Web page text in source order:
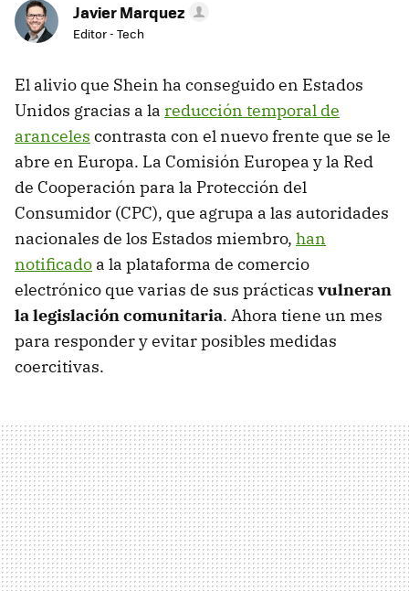
Javier Marquez
Editor - Tech
El alivio que Shein ha conseguido en Estados
Unidos gracias a la reducción temporal de
aranceles contrasta con el nuevo frente que se le
abre en Europa. La Comisión Europea y la Red
de Cooperación para la Protección del
Consumidor (CPC), que agrupa a las autoridades
nacionales de los Estados miembro, han
notificado a la plataforma de comercio
electrónico que varias de sus prácticas vulneran
la legislación comunitaria. Ahora tiene un mes
para responder y evitar posibles medidas
coercitivas.